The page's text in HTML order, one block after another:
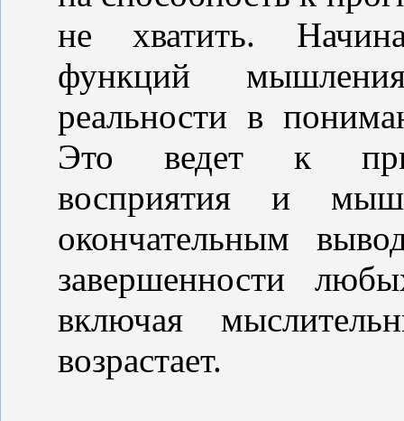
не хватить.
функций
реальности в
Это ведет к
восприятия и
окончательным
завершенности
включая
возрастает.